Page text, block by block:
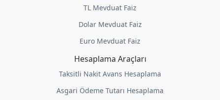
TL Mevduat Faiz
Dolar Mevduat Faiz
Euro Mevduat Faiz
Hesaplama Araçları
Taksitli Nakit Avans Hesaplama
Asgari Ödeme Tutarı Hesaplama